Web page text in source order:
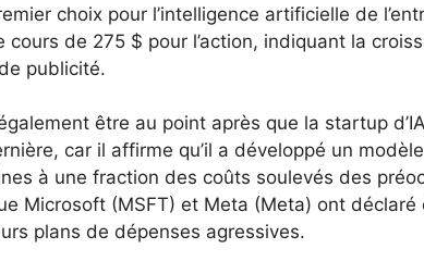
choix pour l’intelligence artificielle de
de 275 $ pour l’action, indiquant la
publicité.
être au point après que la startup
car il affirme qu’il a développé un modèle
à une fraction des coûts soulevés des
Microsoft (MSFT) et Meta (Meta) ont déclaré
plans de dépenses agressives.